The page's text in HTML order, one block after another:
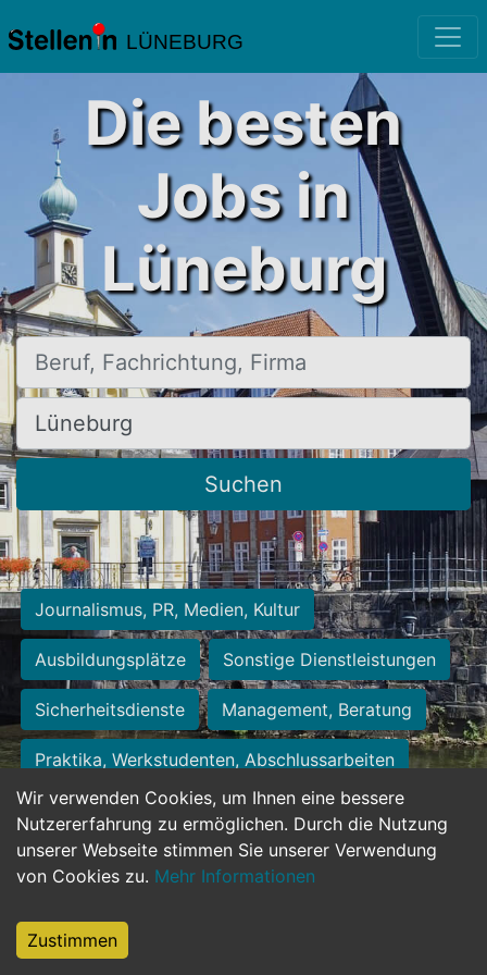
LÜNEBURG
Wir verwenden Cookies, um Ihnen eine bessere
Nutzererfahrung zu ermöglichen. Durch die Nutzung
unserer Webseite stimmen Sie unserer Verwendung
von Cookies zu. Mehr Informationen
Zustimmen
Die besten
Jobs in
Lüneburg
Beruf, Fachrichtung, Firma
Ort, Stadt
Suchen
Journalismus, PR, Medien, Kultur
Ausbildungsplätze Sonstige Dienstleistungen
Sicherheitsdienste Management, Beratung
Praktika, Werkstudenten, Abschlussarbeiten
Personalwesen Assistenz, Sekretariat
Hilfskräfte, Aushilfs- und Nebenjobs
Weiterbildung, Studium, duale Ausbildung